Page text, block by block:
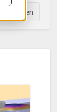
Suchen